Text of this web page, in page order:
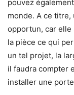
pouvez
monde. A ce
opportun, car
la pièce ce qui
un tel projet, la
il faudra compter
installer une